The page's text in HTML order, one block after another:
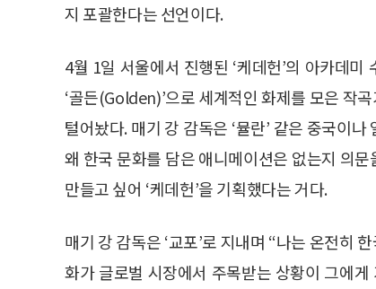
지 포괄한다는 선언이다.
4월 1일 서울에서 진행된 ‘케데헌’의 아카데
‘골든(Golden)’으로 세계적인 화제를 모은 작
털어놨다. 매기 강 감독은 ‘뮬란’ 같은 중국이
왜 한국 문화를 담은 애니메이션은 없는지 의
만들고 싶어 ‘케데헌’을 기획했다는 거다.
매기 강 감독은 ‘교포’로 지내며 “나는 온전히
화가 글로벌 시장에서 주목받는 상황이 그에